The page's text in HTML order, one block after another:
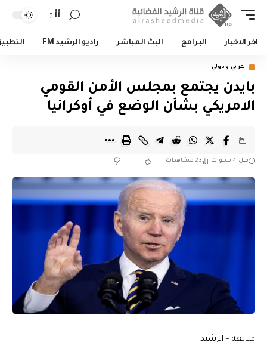
أأ
اخر الاخبار البرامج البث المباشر راديو الرشيد FM
عربي ودولي
بايدن يجتمع بمجلس الأمن القومي
الامريكي بشأن الوضع في أوكرانيا
قبل 4 سنوات 23 مشاهدات
متابعة – الرشيد